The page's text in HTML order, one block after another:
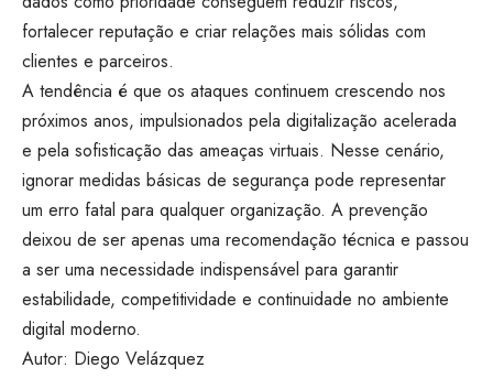
fortalecer reputação e criar relações mais sólidas com
clientes e parceiros.
A tendência é que os ataques continuem crescendo nos
próximos anos, impulsionados pela digitalização acelerada
e pela sofisticação das ameaças virtuais. Nesse cenário,
ignorar medidas básicas de segurança pode representar
um erro fatal para qualquer organização. A prevenção
deixou de ser apenas uma recomendação técnica e passou
a ser uma necessidade indispensável para garantir
estabilidade, competitividade e continuidade no ambiente
digital moderno.
Autor: Diego Velázquez